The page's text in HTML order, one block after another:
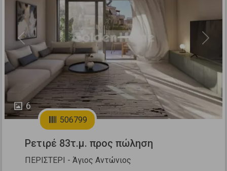
6
Previous Next
506799
Ρετιρέ 83τ.μ. προς πώληση
ΠΕΡΙΣΤΕΡΙ - Άγιος Αντώνιος